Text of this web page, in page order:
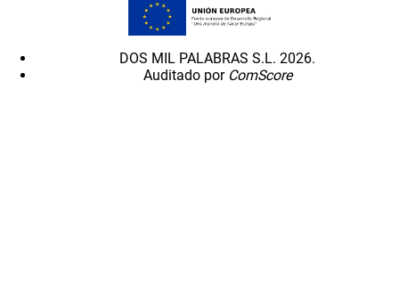
DOS MIL PALABRAS S.L. 2026.
Auditado por ComScore